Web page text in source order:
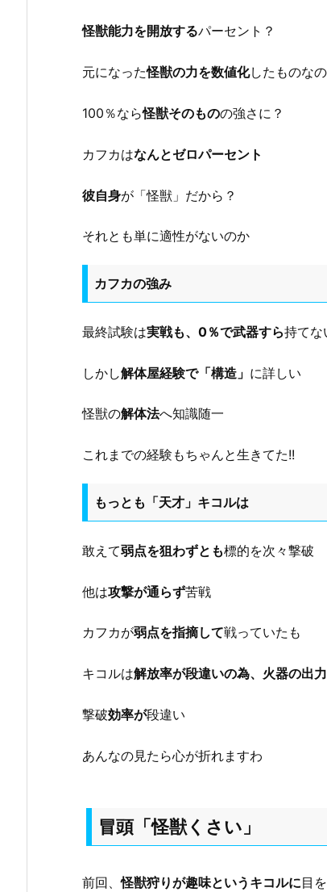
怪獣能力を開放するパーセント？
元になった怪獣の力を数値化したものな
100％なら怪獣そのものの強さに？
カフカはなんとゼロパーセント
彼自身が「怪獣」だから？
それとも単に適性がないのか
カフカの強み
最終試験は実戦も、0％で武器すら持てな
しかし解体屋経験で「構造」 に詳しい
怪獣の解体法へ知識随一
これまでの経験もちゃんと生きてた!!
もっとも「天才」キコルは
敢えて弱点を狙わずとも標的を次々撃破
他は攻撃が通らず苦戦
カフカが弱点を指摘して戦っていたも
キコルは解放率が段違いの為、火器の出
撃破効率が段違い
あんなの見たら心が折れますわ
冒頭「怪獣くさい」
前回、怪獣狩りが趣味というキコルに目